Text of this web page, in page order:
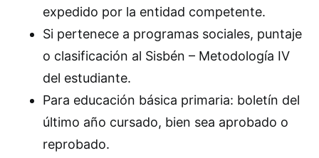
expedido por la entidad competente.
Si pertenece a programas sociales, puntaje
o clasificación al Sisbén – Metodología IV
del estudiante.
Para educación básica primaria: boletín del
último año cursado, bien sea aprobado o
reprobado.